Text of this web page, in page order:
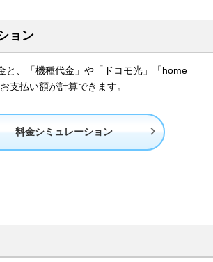
ョン
と、「機種代金」や「ドコモ光」「home
支払い額が計算できます。
料金シミュレーション 